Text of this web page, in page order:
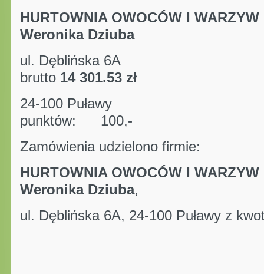
HURTOWNIA OWOCÓW I WARZYW
Weronika Dziuba
ul. Dęblińska 6A
brutto 14 301.53 zł
24-100 Puławy
punktów: 100,-
Zamówienia udzielono firmie:
HURTOWNIA OWOCÓW I WARZYW
Weronika Dziuba,
ul. Dęblińska 6A, 24-100 Puławy z